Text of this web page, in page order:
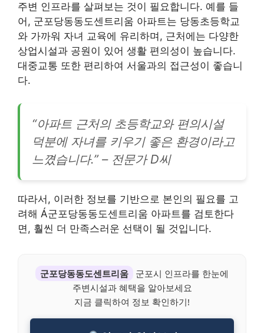
주변 인프라를 살펴보는 것이 필요합니다. 예를 들
어, 군포당동동도센트리움 아파트는 당동초등학교
와 가까워 자녀 교육에 유리하며, 근처에는 다양한
상업시설과 공원이 있어 생활 편의성이 높습니다.
대중교통 또한 편리하여 서울과의 접근성이 좋습니
다.
“아파트 근처의 초등학교와 편의시설
덕분에 자녀를 키우기 좋은 환경이라고
느꼈습니다.” – 전문가 D씨
따라서, 이러한 정보를 기반으로 본인의 필요를 고
려해 Á군포당동동도센트리움 아파트를 검토한다
면, 훨씬 더 만족스러운 선택이 될 것입니다.
군포당동동도센트리움
군포시 인프라를 한눈에
주변시설과 혜택을 알아보세요
지금 클릭하여 정보 확인하기!